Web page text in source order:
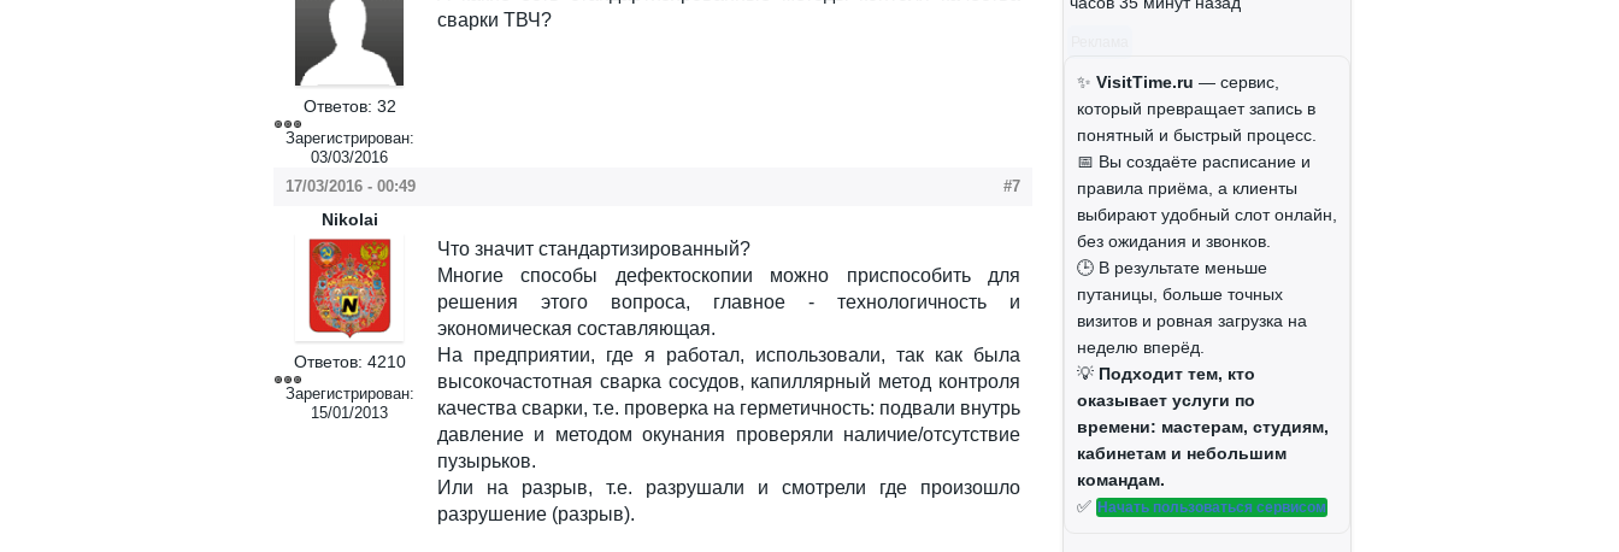
Ответов: 32
Зарегистрирован:
03/03/2016
сварки ТВЧ?
17/03/2016 - 00:49 #7
Nikolai
Ответов: 4210
Зарегистрирован:
15/01/2013
Что значит стандартизированный?
Многие способы дефектоскопии можно приспособить для
решения этого вопроса, главное - технологичность и
экономическая составляющая.
На предприятии, где я работал, использовали, так как была
высокочастотная сварка сосудов, капиллярный метод контроля
качества сварки, т.е. проверка на герметичность: подвали внутрь
давление и методом окунания проверяли наличие/отсутствие
пузырьков.
Или на разрыв, т.е. разрушали и смотрели где произошло
разрушение (разрыв).
✨ VisitTime.ru — сервис,
который превращает запись в
понятный и быстрый процесс.
📅 Вы создаёте расписание и
правила приёма, а клиенты
выбирают удобный слот онлайн,
без ожидания и звонков.
🕒 В результате меньше
путаницы, больше точных
визитов и ровная загрузка на
неделю вперёд.
💡 Подходит тем, кто
оказывает услуги по
времени: мастерам, студиям,
кабинетам и небольшим
командам.
✅ Начать пользоваться сервисом